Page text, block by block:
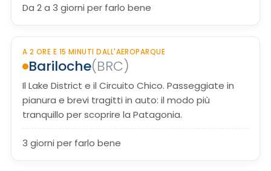
Da 2 a 3 giorni per farlo bene
A 2 ORE E 15 MINUTI DALL'AEROPARQUE
Bariloche(BRC)
Il Lake District e il Circuito Chico. Passeggiate in
pianura e brevi tragitti in auto: il modo più
tranquillo per scoprire la Patagonia.
3 giorni per farlo bene